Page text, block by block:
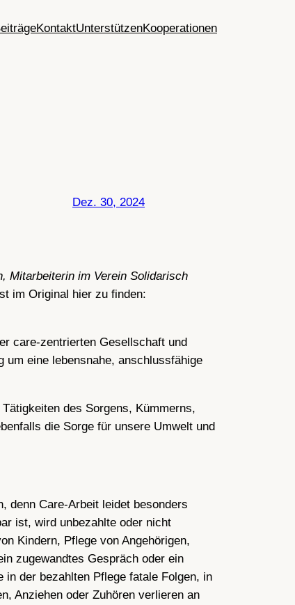
KontaktUnterstützenKooperationen
Dez. 30, 2024
Mitarbeiterin im Verein Solidarisch
im Original hier zu finden:
care-zentrierten Gesellschaft und
um eine lebensnahe, anschlussfähige
des Sorgens, Kümmerns,
die Sorge für unsere Umwelt und
denn Care-Arbeit leidet besonders
ist, wird unbezahlte oder nicht
Kindern, Pflege von Angehörigen,
zugewandtes Gespräch oder ein
der bezahlten Pflege fatale Folgen, in
Anziehen oder Zuhören verlieren an